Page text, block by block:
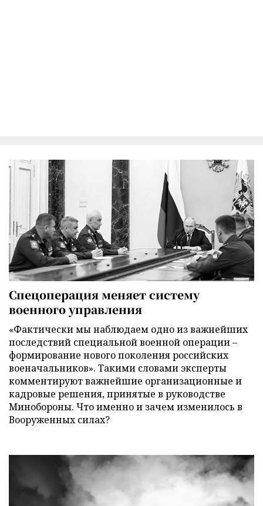
Спецоперация меняет систему
военного управления
«Фактически мы наблюдаем одно из важнейших
последствий специальной военной операции –
формирование нового поколения российских
военачальников». Такими словами эксперты
комментируют важнейшие организационные и
кадровые решения, принятые в руководстве
Минобороны. Что именно и зачем изменилось в
Вооруженных силах?